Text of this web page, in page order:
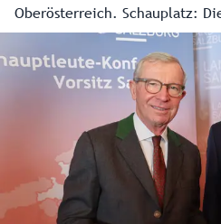
Oberösterreich. Schauplatz:
Dorfbeuern, also im